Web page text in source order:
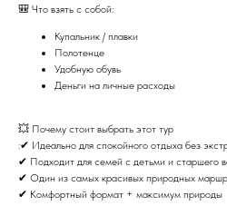
🎒 Что взять с собой:
Купальник / плавки
Полотенце
Удобную обувь
Деньги на личные расходы
💥 Почему стоит выбрать этот тур
:✔ Идеально для спокойного отдыха без
✔ Подходит для семей с детьми и старшего
✔ Один из самых красивых природных
✔ Комфортный формат + максимум природы